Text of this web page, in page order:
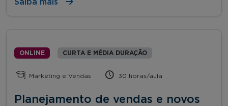
Saiba mais
ONLINE CURTA E MÉDIA DURAÇÃO
Marketing e Vendas 30 horas/aula
Planejamento de vendas e novos